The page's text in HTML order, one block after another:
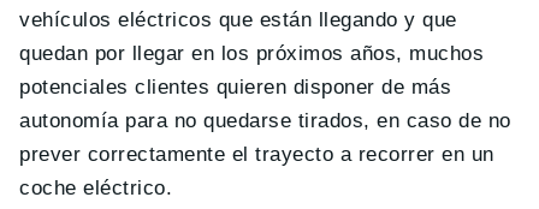
vehículos eléctricos que están llegando y que
quedan por llegar en los próximos años, muchos
potenciales clientes quieren disponer de más
autonomía para no quedarse tirados, en caso de no
prever correctamente el trayecto a recorrer en un
coche eléctrico.